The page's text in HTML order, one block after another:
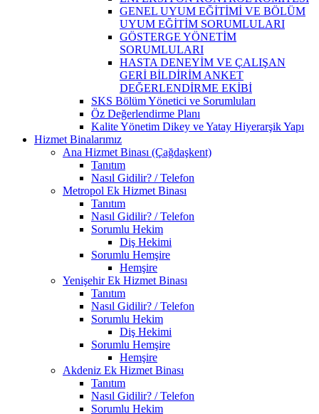
GENEL UYUM EĞİTİMİ VE BÖLÜM
UYUM EĞİTİM SORUMLULARI
GÖSTERGE YÖNETİM
SORUMLULARI
HASTA DENEYİM VE ÇALIŞAN
GERİ BİLDİRİM ANKET
DEĞERLENDİRME EKİBİ
SKS Bölüm Yönetici ve Sorumluları
Öz Değerlendirme Planı
Kalite Yönetim Dikey ve Yatay Hiyerarşik Yapı
Hizmet Binalarımız
Ana Hizmet Binası (Çağdaşkent)
Tanıtım
Nasıl Gidilir? / Telefon
Metropol Ek Hizmet Binası
Tanıtım
Nasıl Gidilir? / Telefon
Sorumlu Hekim
Diş Hekimi
Sorumlu Hemşire
Hemşire
Yenişehir Ek Hizmet Binası
Tanıtım
Nasıl Gidilir? / Telefon
Sorumlu Hekim
Diş Hekimi
Sorumlu Hemşire
Hemşire
Akdeniz Ek Hizmet Binası
Tanıtım
Nasıl Gidilir? / Telefon
Sorumlu Hekim